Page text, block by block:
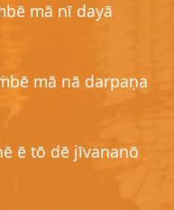
mā nī dayā
mā nā darpaṇa
ē tō dē jīvananō